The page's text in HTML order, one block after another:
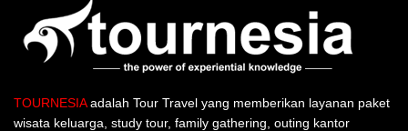
TOURNESIAadalah Tour Travel yang memberikan layanan paket
wisata keluarga, study tour, family gathering, outing kantor